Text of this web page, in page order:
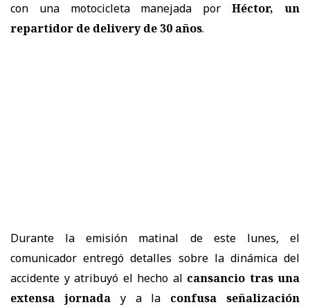
con una motocicleta manejada porHéctor, un
repartidor de delivery de 30 años.
Durante la emisión matinal de este lunes, el
comunicador entregó detalles sobre la dinámica del
accidente y atribuyó el hecho al cansancio tras una
extensa jornaday a la confusa señalización